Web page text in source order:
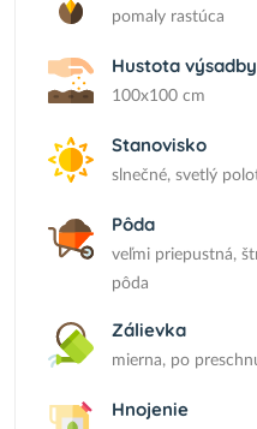
pomaly rastúca
Hustota výsadby
100x100 cm
Stanovisko
slnečné, svetlý
Pôda
veľmi priepustná,
pôda
Zálievka
mierna, po
Hnojenie